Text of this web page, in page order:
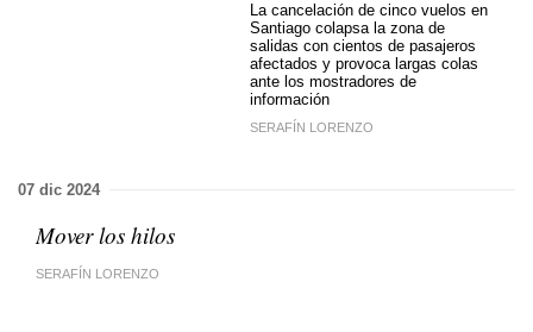
La cancelación de cinco vuelos en
Santiago colapsa la zona de
salidas con cientos de pasajeros
afectados y provoca largas colas
ante los mostradores de
información
SERAFÍN LORENZO
07 dic 2024
Mover los hilos
SERAFÍN LORENZO